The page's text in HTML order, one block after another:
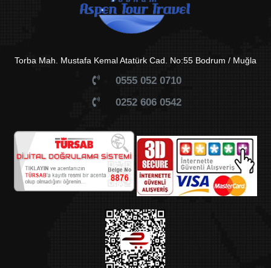
Torba Mah. Mustafa Kemal Atatürk Cad. No:55 Bodrum / Muğla
0555 052 0710
0252 606 0542